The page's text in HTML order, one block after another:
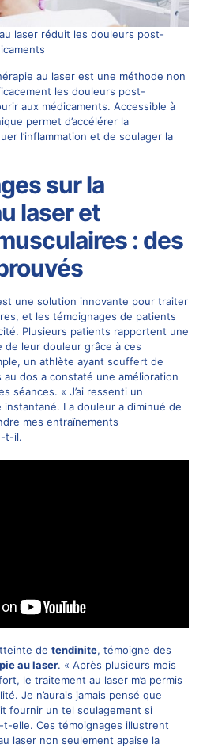
laser réduit les douleurs post-
au laser est une méthode non
les douleurs post-
aux médicaments. Accessible à
permet d’accélérer la
l’inflammation et de soulager la
sur la
laser et
: des
une solution innovante pour traiter
et les témoignages de patients
Plusieurs patients rapportent une
de leur douleur grâce à ces
un athlète ayant souffert de
dos a constaté une amélioration
séances. « J’ai ressenti un
La douleur a diminué de
mes entraînements
t-il.
de tendinite, témoigne des
au laser. « Après plusieurs mois
le traitement au laser m’a permis
Je n’aurais jamais pensé que
fournir un tel soulagement si
t-elle. Ces témoignages illustrent
laser non seulement apaise la